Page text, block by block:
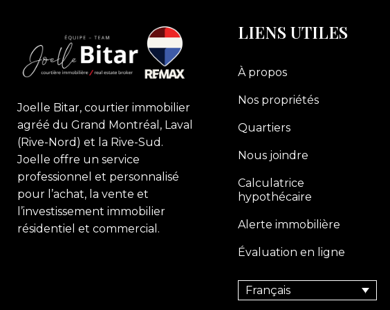
Joelle Bitar, courtier immobilier
agréé du Grand Montréal, Laval
(Rive-Nord) et la Rive-Sud.
Joelle offre un service
professionnel et personnalisé
pour l’achat, la vente et
l’investissement immobilier
résidentiel et commercial.
LIENS UTILES
À propos
Nos propriétés
Quartiers
Nous joindre
Calculatrice
hypothécaire
Alerte immobilière
Évaluation en ligne
Français